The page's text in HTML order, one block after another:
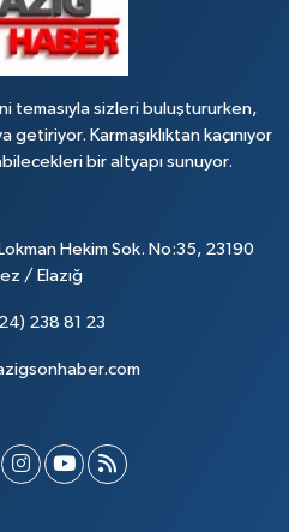
temasıyla sizleri buluştururken,
Karmaşıklıktan kaçınıyor
bir altyapı sunuyor.
Hekim Sok. No:35, 23190
/ Elazığ
238 81 23